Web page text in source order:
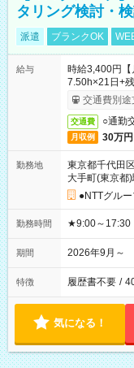
タリング検討・
派遣 ブランクOK
給与
時給3,400円
7.50h×21日+
交通費別途
交通費 ○通勤
月収例 30万円
勤務地
東京都千代田区
大手町(東京都
●NTTグル
勤務時間 ★9:00～17:30
期間 2026年9月～
特徴 履歴書不要 /
気になる！